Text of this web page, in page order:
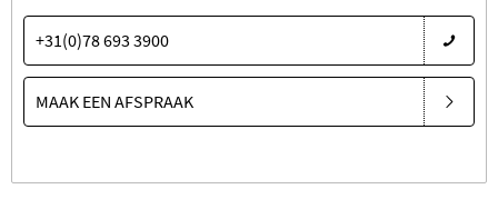
+31(0)78 693 3900
MAAK EEN AFSPRAAK